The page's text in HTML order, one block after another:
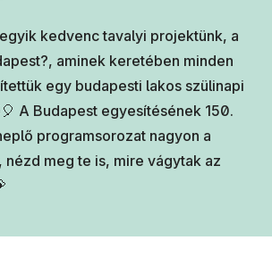
kedvenc tavalyi projektünk, a
aminek keretében minden
egy budapesti lakos szülinapi
A Budapest egyesítésének 150.
programsorozat nagyon a
nézd meg te is, mire vágytak az